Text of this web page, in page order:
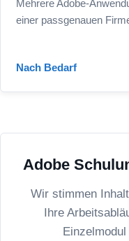
Mehrere Adobe-
einer passgenauen
Nach Bedarf
Adobe
Wir stimmen
Ihre